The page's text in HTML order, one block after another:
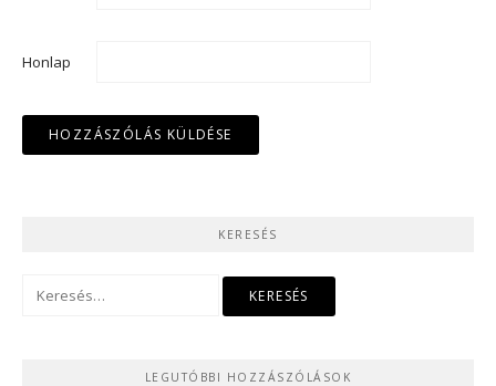
Honlap
KERESÉS
LEGUTÓBBI HOZZÁSZÓLÁSOK